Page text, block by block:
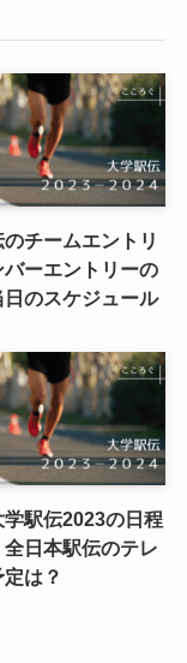
チームエントリ
バーエントリーの
日のスケジュール
駅伝2023の日程
日本駅伝のテレ
は？